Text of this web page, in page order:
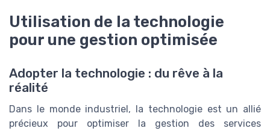
Utilisation de la technologie
pour une gestion optimisée
Adopter la technologie : du rêve à la
réalité
Dans le monde industriel, la technologie est un allié
précieux pour optimiser la gestion des services